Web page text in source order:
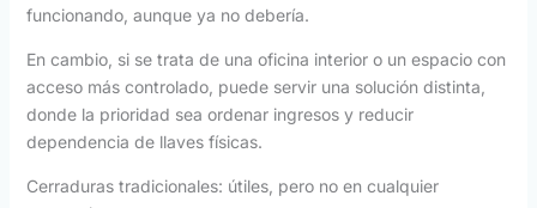
funcionando, aunque ya no debería.
En cambio, si se trata de una oficina interior o un espacio con
acceso más controlado, puede servir una solución distinta,
donde la prioridad sea ordenar ingresos y reducir
dependencia de llaves físicas.
Cerraduras tradicionales: útiles, pero no en cualquier